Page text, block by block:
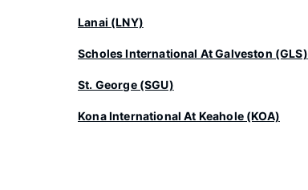
Lanai (LNY)
Scholes International At Galveston (GLS)
St. George (SGU)
Kona International At Keahole (KOA)